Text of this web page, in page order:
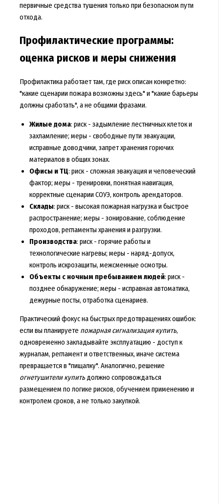
первичные средства тушения только при безопасном пути
отхода.
Профилактические программы:
оценка рисков и меры снижения
Профилактика работает там, где риск описан конкретно:
"какие сценарии пожара возможны здесь" и "какие барьеры
должны сработать", а не общими фразами.
Жилые дома: риск - задымление лестничных клеток и
захламление; меры - свободные пути эвакуации,
исправные доводчики, запрет хранения горючих
материалов в общих зонах.
Офисы и ТЦ: риск - сложная эвакуация и человеческий
фактор; меры - тренировки, понятная навигация,
корректные сценарии СОУЭ, контроль арендаторов.
Склады: риск - высокая пожарная нагрузка и быстрое
распространение; меры - зонирование, соблюдение
проходов, регламенты хранения и разгрузки.
Производства: риск - горячие работы и
технологические нагревы; меры - наряд-допуск,
контроль искрозащиты, межсменные осмотры.
Объекты с ночным пребыванием людей: риск -
позднее обнаружение; меры - исправная автоматика,
дежурные посты, отработка сценариев.
Практический фокус на быстрых предотвращениях ошибок:
если вы планируете пожарная сигнализация купить,
одновременно закладывайте эксплуатацию - доступ к
журналам, регламент и ответственных, иначе система
превращается в "пищалку". Аналогично, решение
огнетушители купитьдолжно сопровождаться
размещением по логике рисков, обучением применению и
контролем сроков, а не только закупкой.